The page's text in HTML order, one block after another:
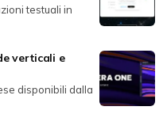
testuali in
verticali e
disponibili dalla